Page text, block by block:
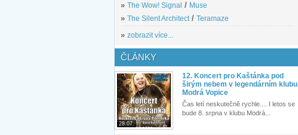
» The Wow! Signal / Muse
» The Silent Architect / Teramaze
» zobrazit více...
ČLÁNKY
28.07.
12. Koncert pro Kaštánka pod
širým nebem v legendárním klubu
Modrá Vopice
Čas letí neskutečně rychle.... I letos se
bude 8. srpna v klubu Modrá...